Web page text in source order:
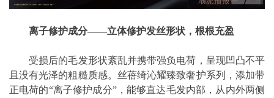
离子修护成分——立体修护发丝形状，根根充盈
受损后的毛发形状紊乱并携带强负电荷，呈现凹凸不平
且没有光泽的粗糙质感。丝蓓绮沁耀臻致奢护系列，添加带
正电荷的“离子修护成分”，能够直达毛发内部，从内外两侧